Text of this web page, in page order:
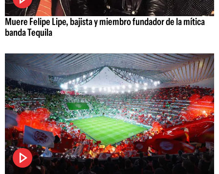
Muere Felipe Lipe, bajista y miembro fundador de la mítica
banda Tequila